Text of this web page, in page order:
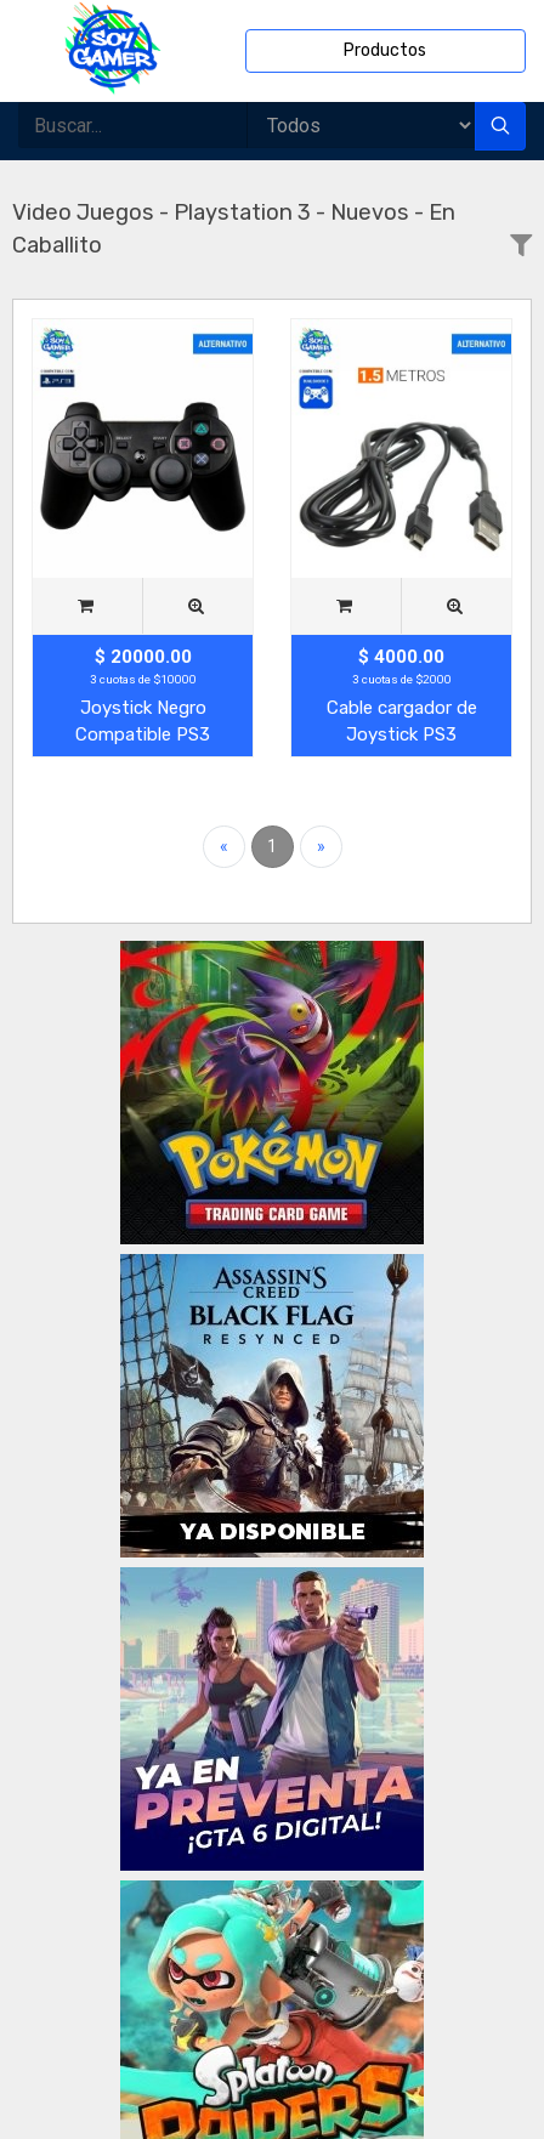
Productos
Video Juegos - Playstation 3 - Nuevos - En
Caballito
$ 20000.00
3 cuotas de $10000
Joystick Negro
Compatible PS3
$ 4000.00
3 cuotas de $2000
Cable cargador de
Joystick PS3
« 1 »